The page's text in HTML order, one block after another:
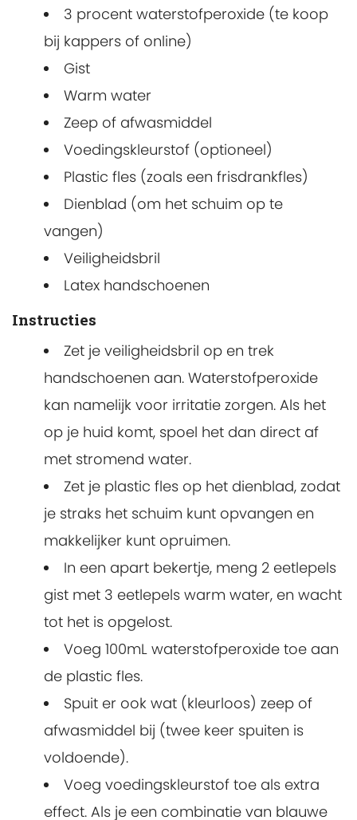
3 procent waterstofperoxide (te koop
bij kappers of online)
Gist
Warm water
Zeep of afwasmiddel
Voedingskleurstof (optioneel)
Plastic fles (zoals een frisdrankfles)
Dienblad (om het schuim op te
vangen)
Veiligheidsbril
Latex handschoenen
Instructies
Zet je veiligheidsbril op en trek
handschoenen aan. Waterstofperoxide
kan namelijk voor irritatie zorgen. Als het
op je huid komt, spoel het dan direct af
met stromend water.
Zet je plastic fles op het dienblad, zodat
je straks het schuim kunt opvangen en
makkelijker kunt opruimen.
In een apart bekertje, meng 2 eetlepels
gist met 3 eetlepels warm water, en wacht
tot het is opgelost.
Voeg 100mL waterstofperoxide toe aan
de plastic fles.
Spuit er ook wat (kleurloos) zeep of
afwasmiddel bij (twee keer spuiten is
voldoende).
Voeg voedingskleurstof toe als extra
effect. Als je een combinatie van blauwe